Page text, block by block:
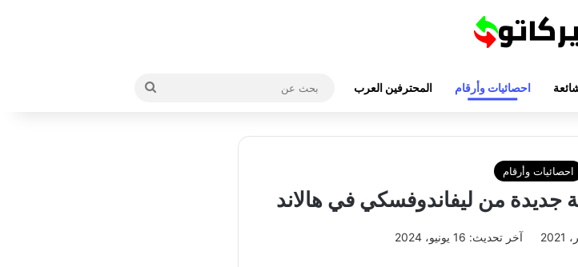
احصائيات وأرقام المحترفين العرب
احصائيات وأرقام
جديدة من ليفاندوفسكي في هالاند
آخر تحديث: 16 يونيو، 2024